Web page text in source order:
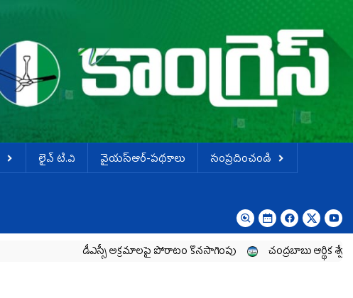
లైవ్ టి.వి వైయస్ఆర్-పథకాలు
సంప్రదించండి
డీఎస్సీ అక్రమాలపై పోరాటం కొనసాగింపు చంద్రబాబు ఆర్థిక శ్వేతపత్రం ఒక